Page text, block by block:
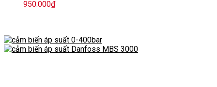
950.000₫